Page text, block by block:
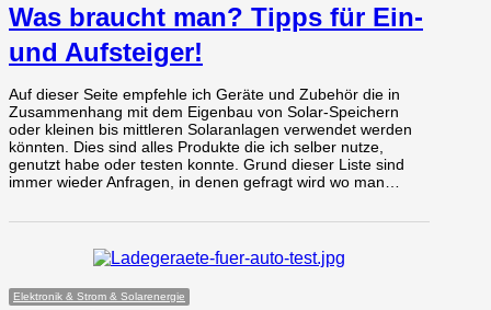
Was braucht man? Tipps für Ein-
und Aufsteiger!
Auf dieser Seite empfehle ich Geräte und Zubehör die in
Zusammenhang mit dem Eigenbau von Solar-Speichern
oder kleinen bis mittleren Solaranlagen verwendet werden
könnten. Dies sind alles Produkte die ich selber nutze,
genutzt habe oder testen konnte. Grund dieser Liste sind
immer wieder Anfragen, in denen gefragt wird wo man…
Elektronik & Strom & Solarenergie